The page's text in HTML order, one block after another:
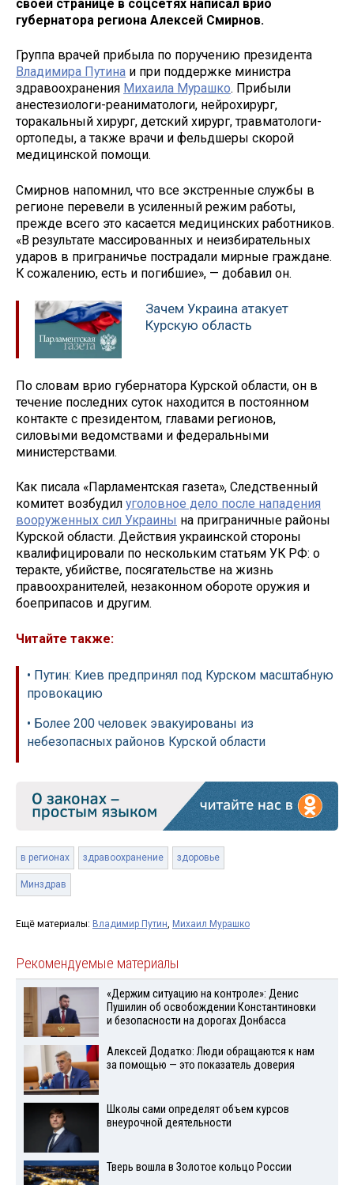
своей странице в соцсетях написал врио
губернатора региона Алексей Смирнов.
Группа врачей прибыла по поручению президента
Владимира Путина и при поддержке министра
здравоохранения Михаила Мурашко. Прибыли
анестезиологи-реаниматологи, нейрохирург,
торакальный хирург, детский хирург, травматологи-
ортопеды, а также врачи и фельдшеры скорой
медицинской помощи.
Смирнов напомнил, что все экстренные службы в
регионе перевели в усиленный режим работы,
прежде всего это касается медицинских работников.
«В результате массированных и неизбирательных
ударов в приграничье пострадали мирные граждане.
К сожалению, есть и погибшие», — добавил он.
Зачем Украина атакует
Курскую область
По словам врио губернатора Курской области, он в
течение последних суток находится в постоянном
контакте с президентом, главами регионов,
силовыми ведомствами и федеральными
министерствами.
Как писала «Парламентская газета», Следственный
комитет возбудил уголовное дело после нападения
вооруженных сил Украины на приграничные районы
Курской области. Действия украинской стороны
квалифицировали по нескольким статьям УК РФ: о
теракте, убийстве, посягательстве на жизнь
правоохранителей, незаконном обороте оружия и
боеприпасов и другим.
Читайте также:
• Путин: Киев предпринял под Курском масштабную
провокацию
• Более 200 человек эвакуированы из
небезопасных районов Курской области
в регионах здравоохранение здоровье
Минздрав
Ещё материалы: Владимир Путин, Михаил Мурашко
Рекомендуемые материалы
«Держим ситуацию на контроле»: Денис
Пушилин об освобождении Константиновки
и безопасности на дорогах Донбасса
Алексей Додатко: Люди обращаются к нам
за помощью — это показатель доверия
Школы сами определят объем курсов
внеурочной деятельности
Тверь вошла в Золотое кольцо России